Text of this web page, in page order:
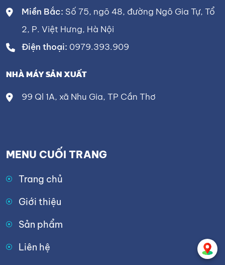
Miền Bắc: Số 75, ngõ 48, đường Ngô Gia Tự, Tổ
2, P. Việt Hưng, Hà Nội
Điện thoại: 0979.393.909
NHÀ MÁY SẢN XUẤT
99 Ql 1A, xã Nhu Gia, TP Cần Thơ
MENU CUỐI TRANG
Trang chủ
Giới thiệu
Sản phẩm
Liên hệ